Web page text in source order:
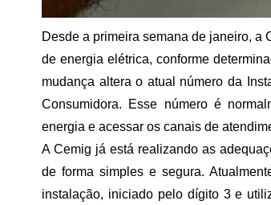
Desde a primeira semana de janeiro, a
de energia elétrica, conforme
mudança altera o atual número da
Consumidora. Esse número é
energia e acessar os canais de
A Cemig já está realizando as
de forma simples e segura.
instalação, iniciado pelo dígito 3 e